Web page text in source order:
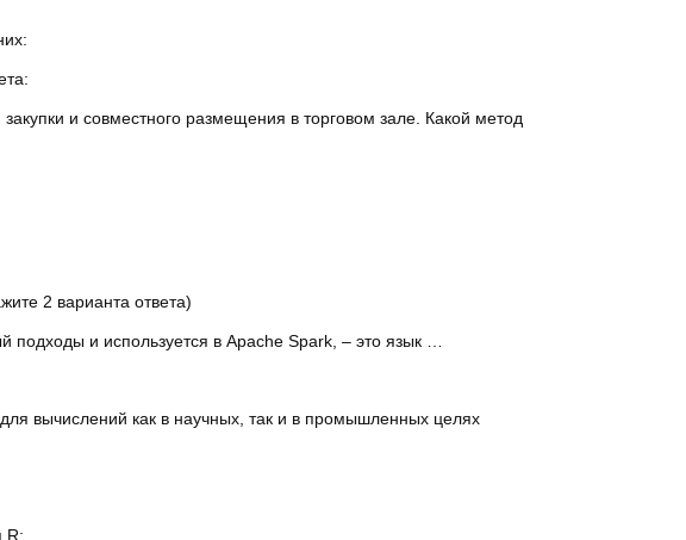
и совместного размещения в торговом зале. Какой метод
2 варианта ответа)
и используется в Apache Spark, – это язык …
вычислений как в научных, так и в промышленных целях
R: